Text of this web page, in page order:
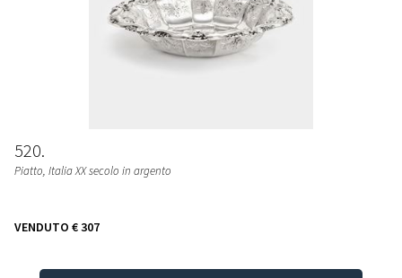
520
Piatto, Italia XX secolo in argento
VENDUTO € 307